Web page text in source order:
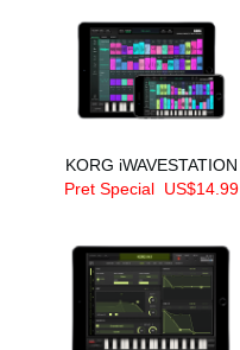
KORG iWAVESTATION
Pret Special US$14.99